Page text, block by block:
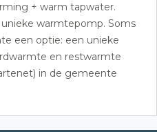
+ warm tapwater.
warmtepomp. Soms
een optie: een unieke
en restwarmte
in de gemeente